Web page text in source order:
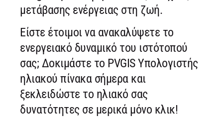
μετάβασης ενέργειας στη ζωή.
Είστε έτοιμοι να ανακαλύψετε το
ενεργειακό δυναμικό του ιστότοπού
σας; Δοκιμάστε το PVGIS Υπολογιστής
ηλιακού πίνακα σήμερα και
ξεκλειδώστε το ηλιακό σας
δυνατότητες σε μερικά μόνο κλικ!